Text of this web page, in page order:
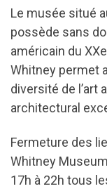
Le musée situé
possède sans
américain du
Whitney permet
diversité de l’art
architectural
Fermeture des
Whitney
17h à 22h tous